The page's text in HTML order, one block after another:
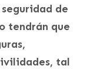
de
tendrán que
tal